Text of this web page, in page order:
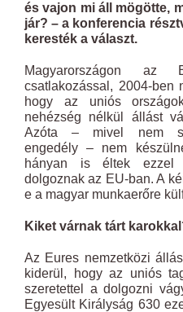
és vajon mi áll mögötte,
jár? – a konferencia
keresték a választ.
Magyarországon az
csatlakozással, 2004-ben
hogy az uniós
nehézség nélkül állást
Azóta – mivel nem
engedély – nem
hányan is éltek ezzel
dolgoznak az EU-ban. A
e a magyar munkaerőre
Kiket várnak tárt
Az Eures nemzetközi
kiderül, hogy az uniós
szeretettel a dolgozni
Egyesült Királyság 630